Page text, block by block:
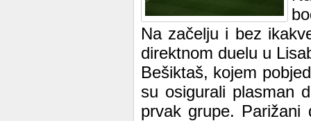
Na začelju i bez
direktnom duelu u
Bešiktaš, kojem
su osigurali plasman
prvak grupe. Parižani